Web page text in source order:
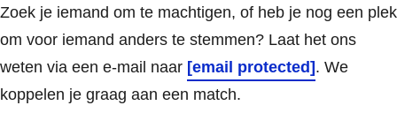
Zoek je iemand om te machtigen, of heb je nog een plek
om voor iemand anders te stemmen? Laat het ons
weten via een e-mail naar [email protected]. We
koppelen je graag aan een match.